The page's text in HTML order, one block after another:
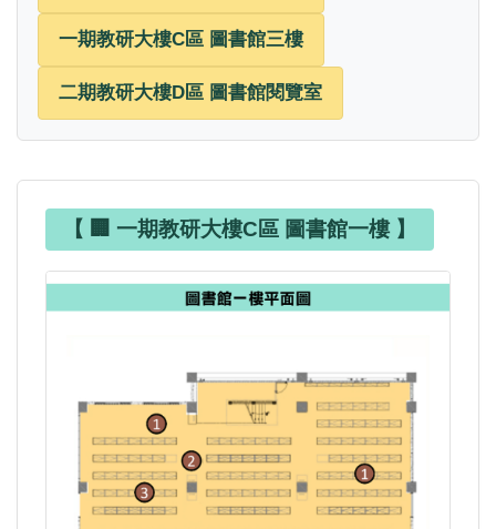
一期教研大樓C區 圖書館三樓
二期教研大樓D區 圖書館閱覽室
【 🏢 一期教研大樓C區 圖書館一樓 】